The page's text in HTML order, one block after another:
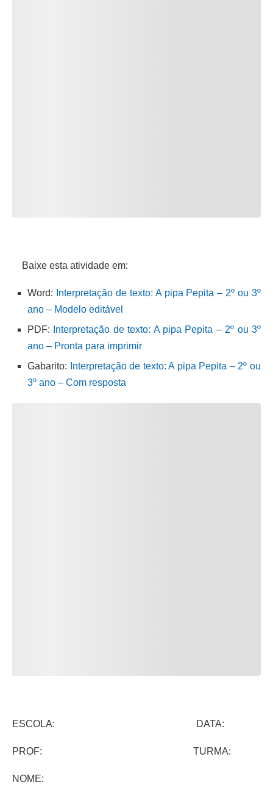
Baixe esta atividade em:
Word:
Interpretação de texto: A pipa Pepita – 2º ou 3º
ano – Modelo editável
PDF:
Interpretação de texto: A pipa Pepita – 2º ou 3º
ano – Pronta para imprimir
Gabarito:
Interpretação de texto: A pipa Pepita – 2º ou
3º ano – Com resposta
ESCOLA: DATA:
PROF: TURMA:
NOME: